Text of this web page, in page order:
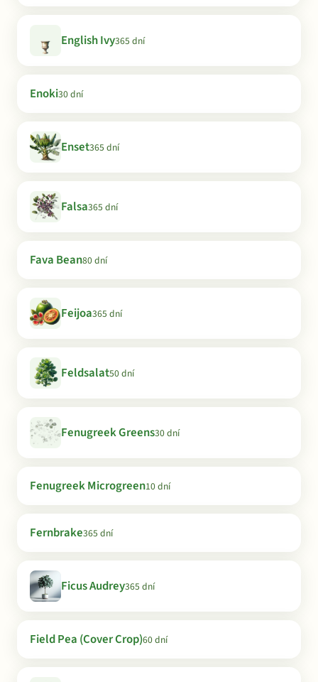
English Ivy365 dní
Enoki30 dní
Enset365 dní
Falsa365 dní
Fava Bean80 dní
Feijoa365 dní
Feldsalat50 dní
Fenugreek Greens30 dní
Fenugreek Microgreen10 dní
Fernbrake365 dní
Ficus Audrey365 dní
Field Pea (Cover Crop)60 dní